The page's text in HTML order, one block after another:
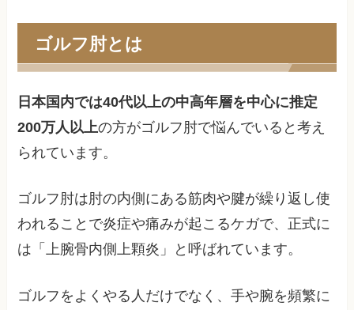
ゴルフ肘とは
日本国内では40代以上の中高年層を中心に推定
200万人以上の方がゴルフ肘で悩んでいると考え
られています。
ゴルフ肘は肘の内側にある筋肉や腱が繰り返し使
われることで炎症や痛みが起こるケガで、正式に
は「上腕骨内側上顆炎」と呼ばれています。
ゴルフをよくやる人だけでなく、手や腕を頻繁に